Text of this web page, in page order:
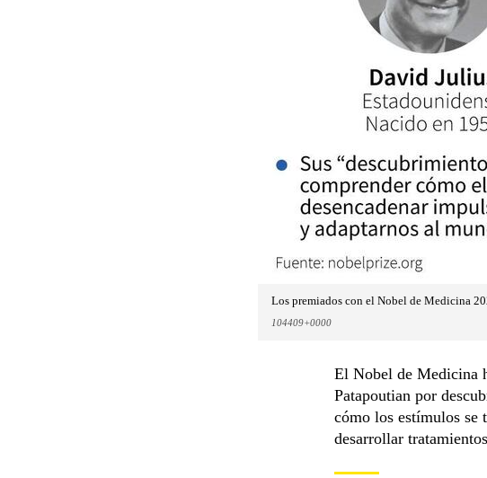
Los premiados con el Nobel de Medicina
104409+0000
El Nobel de Medicina
Patapoutian por
cómo los estímulos se
desarrollar